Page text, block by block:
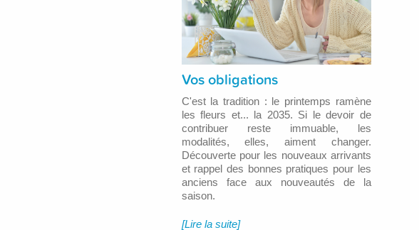
Vos obligations
C'est la tradition : le printemps ramène
les fleurs et... la 2035. Si le devoir de
contribuer reste immuable, les
modalités, elles, aiment changer.
Découverte pour les nouveaux arrivants
et rappel des bonnes pratiques pour les
anciens face aux nouveautés de la
saison.
[Lire la suite]